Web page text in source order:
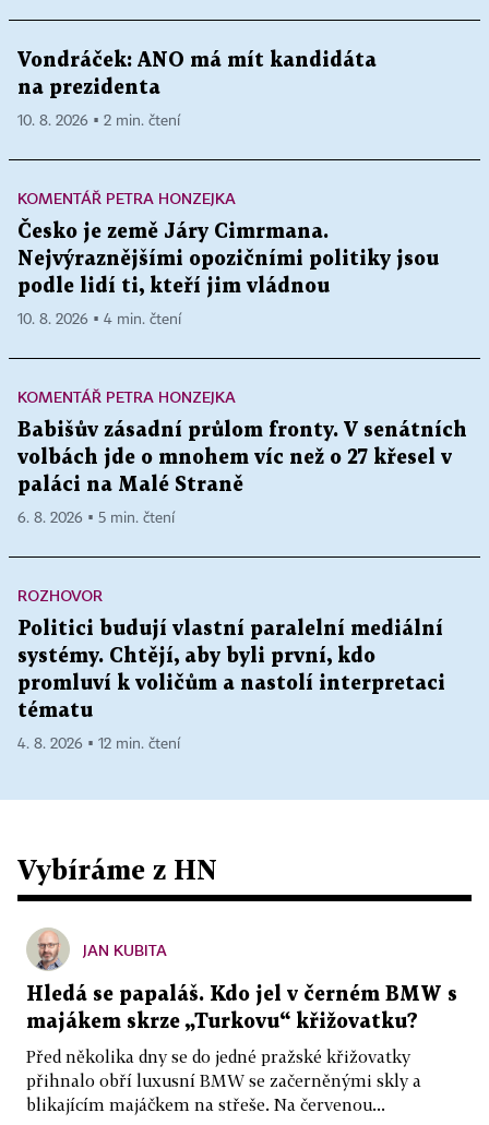
Vondráček: ANO má mít kandidáta
na prezidenta
10. 8. 2026 ▪ 2 min. čtení
KOMENTÁŘ PETRA HONZEJKA
Česko je země Járy Cimrmana.
Nejvýraznějšími opozičními politiky jsou
podle lidí ti, kteří jim vládnou
10. 8. 2026 ▪ 4 min. čtení
KOMENTÁŘ PETRA HONZEJKA
Babišův zásadní průlom fronty. V senátních
volbách jde o mnohem víc než o 27 křesel v
paláci na Malé Straně
6. 8. 2026 ▪ 5 min. čtení
ROZHOVOR
Politici budují vlastní paralelní mediální
systémy. Chtějí, aby byli první, kdo
promluví k voličům a nastolí interpretaci
tématu
4. 8. 2026 ▪ 12 min. čtení
Vybíráme z HN
JAN KUBITA
Hledá se papaláš. Kdo jel v černém BMW s
majákem skrze „Turkovu“ křižovatku?
Před několika dny se do jedné pražské křižovatky
přihnalo obří luxusní BMW se začerněnými skly a
blikajícím majáčkem na střeše. Na červenou...